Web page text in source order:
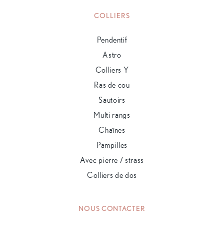
COLLIERS
Pendentif
Astro
Colliers Y
Ras de cou
Sautoirs
Multi rangs
Chaînes
Pampilles
Avec pierre / strass
Colliers de dos
NOUS CONTACTER